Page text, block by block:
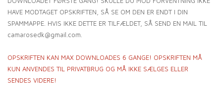
HAVE MODTAGET OPSKRIFTEN, SÅ SE OM DEN ER ENDT I DIN
SPAMMAPPE. HVIS IKKE DETTE ER TILFÆLDET, SÅ SEND EN MAIL TIL
camarosedk@gmail.com.
OPSKRIFTEN KAN MAX DOWNLOADES 6 GANGE! OPSKRIFTEN MÅ
KUN ANVENDES TIL PRIVATBRUG OG MÅ IKKE SÆLGES ELLER
SENDES VIDERE!